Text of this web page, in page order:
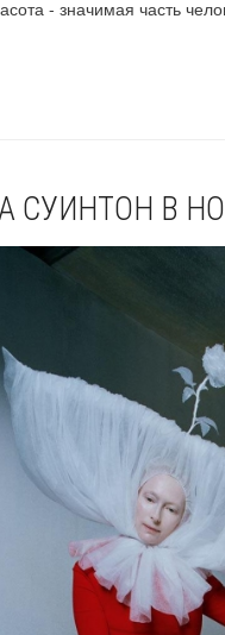
- значимая часть
СУИНТОН В